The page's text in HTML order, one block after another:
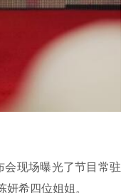
会现场曝光了节目常驻
希四位姐姐。